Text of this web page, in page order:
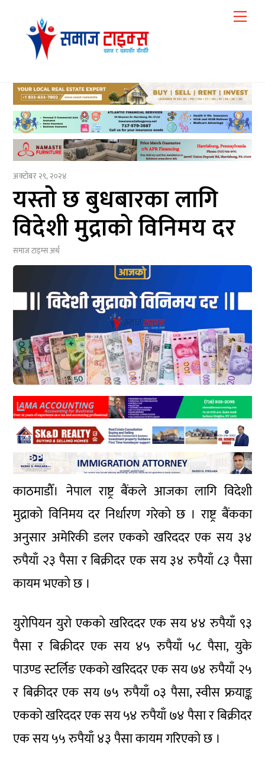
content
अक्टोबर २९, २०२४
यस्तो छ बुधबारका लागि
विदेशी मुद्राको विनिमय दर
समाज टाइम्सअर्थ
काठमाडौँ। नेपाल राष्ट्र बैंकले आजका लागि विदेशी
मुद्राको विनिमय दर निर्धारण गरेको छ । राष्ट्र बैंकका
अनुसार अमेरिकी डलर एकको खरिददर एक सय ३४
रुपैयाँ २३ पैसा र बिक्रीदर एक सय ३४ रुपैयाँ ८३ पैसा
कायम भएको छ ।
युरोपियन युरो एकको खरिददर एक सय ४४ रुपैयाँ ९३
पैसा र बिक्रीदर एक सय ४५ रुपैयाँ ५८ पैसा, युके
पाउण्ड स्टर्लिङ एकको खरिददर एक सय ७४ रुपैयाँ २५
र बिक्रीदर एक सय ७५ रुपैयाँ ०३ पैसा, स्वीस फ्रयाङ्क
एकको खरिददर एक सय ५४ रुपैयाँ ७४ पैसा र बिक्रीदर
एक सय ५५ रुपैयाँ ४३ पैसा कायम गरिएको छ ।